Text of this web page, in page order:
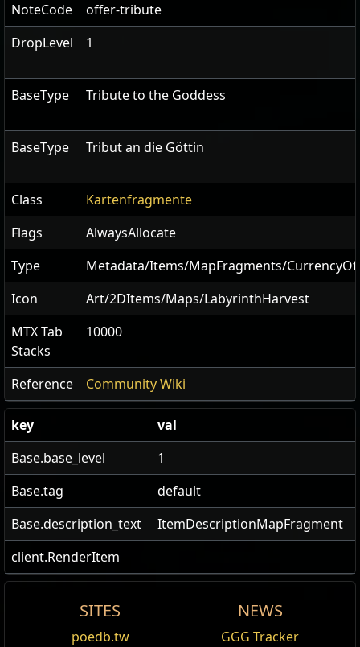
NoteCode
offer-tribute
DropLevel
1
BaseType Tribute to the Goddess
BaseType Tribut an die Göttin
Class
Kartenfragmente
Flags
AlwaysAllocate
Type
Metadata/Items/MapFragments/
Icon
Art/2DItems/Maps/LabyrinthHarvest
MTX Tab
Stacks
10000
Reference Community Wiki
key
val
Base.base_level
1
Base.tag
default
Base.description_text
ItemDescriptionMapFragment
client.RenderItem
Gegenstand Karte Stufe
Offer
{Ändern}
SITES
poedb.tw
NEWS
GGG Tracker